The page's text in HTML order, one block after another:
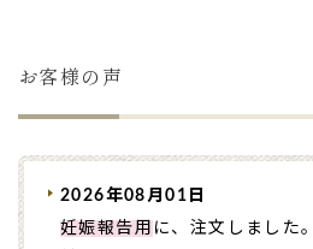
お客様の声
2026年08月01日
妊娠報告用 に、注文しました。